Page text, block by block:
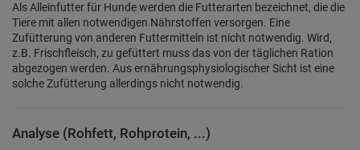
Als Alleinfutter für Hunde werden die Futterarten bezeichnet, die die
Tiere mit allen notwendigen Nährstoffen versorgen. Eine
Zufütterung von anderen Futtermitteln ist nicht notwendig. Wird,
z.B. Frischfleisch, zu gefüttert muss das von der täglichen Ration
abgezogen werden. Aus ernährungsphysiologischer Sicht ist eine
solche Zufütterung allerdings nicht notwendig.
Analyse (Rohfett, Rohprotein, ...)